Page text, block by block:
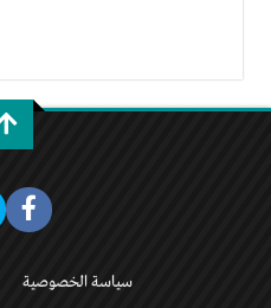
سياسة الخصوصية